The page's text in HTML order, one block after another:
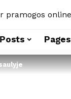
Posts Pages